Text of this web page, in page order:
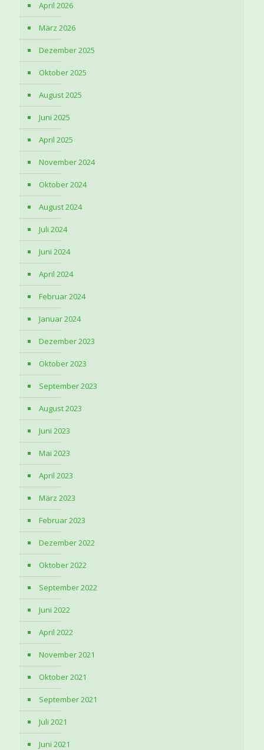
April 2026
März 2026
Dezember 2025
Oktober 2025
August 2025
Juni 2025
April 2025
November 2024
Oktober 2024
August 2024
Juli 2024
Juni 2024
April 2024
Februar 2024
Januar 2024
Dezember 2023
Oktober 2023
September 2023
August 2023
Juni 2023
Mai 2023
April 2023
März 2023
Februar 2023
Dezember 2022
Oktober 2022
September 2022
Juni 2022
April 2022
November 2021
Oktober 2021
September 2021
Juli 2021
Juni 2021